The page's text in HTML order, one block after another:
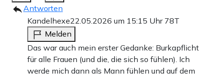
Antworten
Kandelhexe22.05.2026 um 15:15 Uhr 78T
Melden
Das war auch mein erster Gedanke: Burkapflicht
für alle Frauen (und die, die sich so fühlen). Ich
werde mich dann als Mann fühlen und auf dem